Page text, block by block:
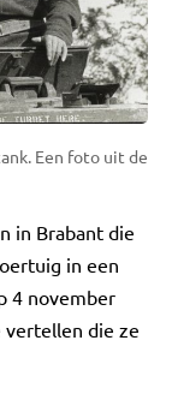
Een foto uit de
in Brabant die
in een
4 november
vertellen die ze